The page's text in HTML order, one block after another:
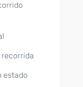
recorrida
estado